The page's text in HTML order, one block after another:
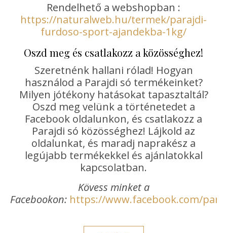
Rendelhető a webshopban :
https://naturalweb.hu/termek/parajdi-
furdoso-sport-ajandekba-1kg/
Oszd meg és csatlakozz a közösséghez!
Szeretnénk hallani rólad! Hogyan
használod a Parajdi só termékeinket?
Milyen jótékony hatásokat tapasztaltál?
Oszd meg velünk a történetedet a
Facebook oldalunkon, és csatlakozz a
Parajdi só közösséghez! Lájkold az
oldalunkat, és maradj naprakész a
legújabb termékekkel és ajánlatokkal
kapcsolatban.
Kövess minket a
Facebookon: https://www.facebook.com/